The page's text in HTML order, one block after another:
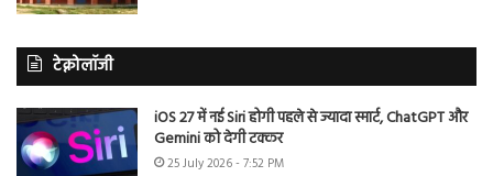
टेक्नोलॉजी
iOS 27 में नई Siri होगी पहले से ज्यादा स्मार्ट, ChatGPT और
Gemini को देगी टक्कर
25 July 2026 - 7:52 PM